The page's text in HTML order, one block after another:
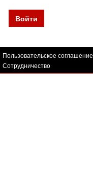
Войти
Пользовательское соглашение
Сотрудничество